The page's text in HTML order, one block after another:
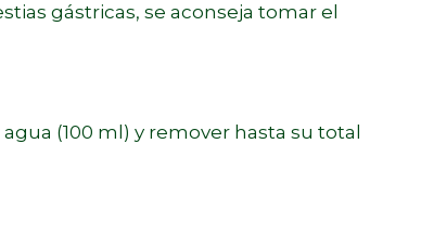
gástricas, se aconseja tomar el
(100 ml) y remover hasta su total